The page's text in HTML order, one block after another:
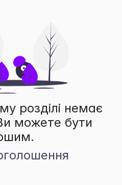
розділі немає
можете бути